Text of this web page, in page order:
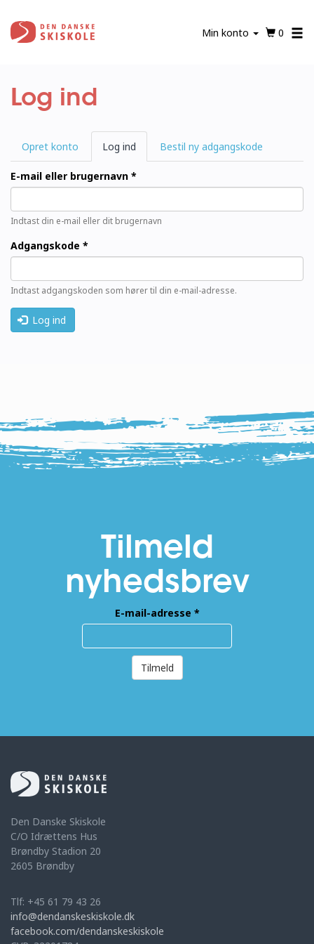
hovedindhold
Min konto 0
Log ind
Primære
faneblade
Opret konto Log ind
fane)
Bestil ny adgangskode
E-mail eller brugernavn *
Indtast din e-mail eller dit brugernavn
Adgangskode *
Indtast adgangskoden som hører til din e-mail-adresse.
Log ind
Tilmeld
nyhedsbrev
E-mail-adresse *
Tilmeld
Den Danske Skiskole
C/O Idrættens Hus
Brøndby Stadion 20
2605 Brøndby
Tlf: +45 61 79 43 26
info@dendanskeskiskole.dk
facebook.com/dendanskeskiskole